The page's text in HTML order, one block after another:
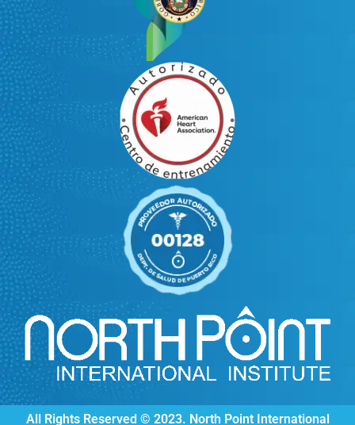
All Rights Reserved © 2023. North Point International